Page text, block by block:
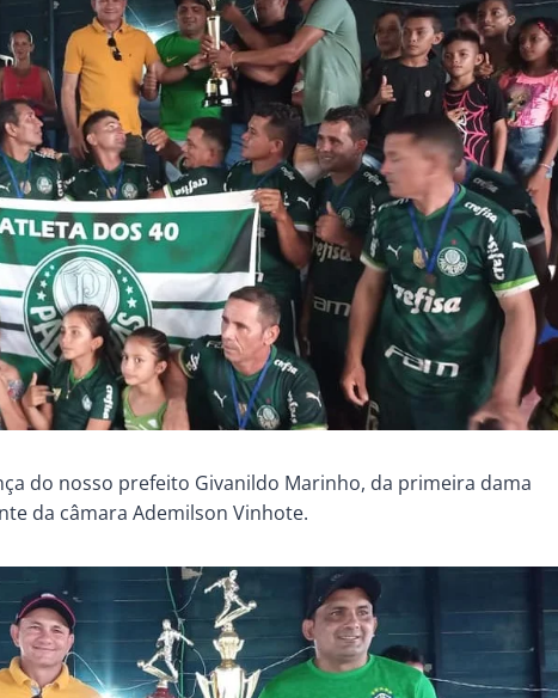
do nosso prefeito Givanildo Marinho, da primeira dama
da câmara Ademilson Vinhote.